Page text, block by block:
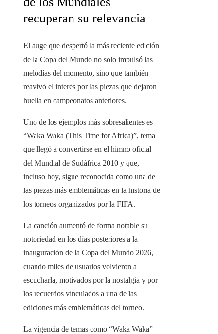
recuperan su relevancia
El auge que despertó la más reciente edición
de la Copa del Mundo no solo impulsó las
melodías del momento, sino que también
reavivó el interés por las piezas que dejaron
huella en campeonatos anteriores.
Uno de los ejemplos más sobresalientes es
“Waka Waka (This Time for Africa)”, tema
que llegó a convertirse en el himno oficial
del Mundial de Sudáfrica 2010 y que,
incluso hoy, sigue reconocida como una de
las piezas más emblemáticas en la historia de
los torneos organizados por la FIFA.
La canción aumentó de forma notable su
notoriedad en los días posteriores a la
inauguración de la Copa del Mundo 2026,
cuando miles de usuarios volvieron a
escucharla, motivados por la nostalgia y por
los recuerdos vinculados a una de las
ediciones más emblemáticas del torneo.
La vigencia de temas como “Waka Waka”